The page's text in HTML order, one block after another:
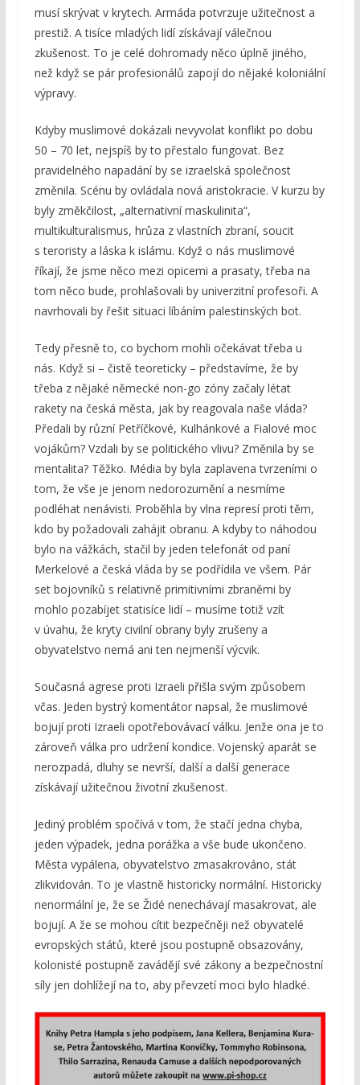
musí skrývat v krytech. Armáda potvrzuje užitečnost a
prestiž. A tisíce mladých lidí získávají válečnou
zkušenost. To je celé dohromady něco úplně jiného,
než když se pár profesionálů zapojí do nějaké koloniální
výpravy.
Kdyby muslimové dokázali nevyvolat konflikt po dobu
50 – 70 let, nejspíš by to přestalo fungovat. Bez
pravidelného napadání by se izraelská společnost
změnila. Scénu by ovládala nová aristokracie. V kurzu by
byly změkčilost, „alternativní maskulinita“,
multikulturalismus, hrůza z vlastních zbraní, soucit
s teroristy a láska k islámu. Když o nás muslimové
říkají, že jsme něco mezi opicemi a prasaty, třeba na
tom něco bude, prohlašovali by univerzitní profesoři. A
navrhovali by řešit situaci líbáním palestinských bot.
Tedy přesně to, co bychom mohli očekávat třeba u
nás. Když si – čistě teoreticky – představíme, že by
třeba z nějaké německé non-go zóny začaly létat
rakety na česká města, jak by reagovala naše vláda?
Předali by různí Petříčkové, Kulhánkové a Fialové moc
vojákům? Vzdali by se politického vlivu? Změnila by se
mentalita? Těžko. Média by byla zaplavena tvrzeními o
tom, že vše je jenom nedorozumění a nesmíme
podléhat nenávisti. Proběhla by vlna represí proti těm,
kdo by požadovali zahájit obranu. A kdyby to náhodou
bylo na vážkách, stačil by jeden telefonát od paní
Merkelové a česká vláda by se podřídila ve všem. Pár
set bojovníků s relativně primitivními zbraněmi by
mohlo pozabíjet statisíce lidí – musíme totiž vzít
v úvahu, že kryty civilní obrany byly zrušeny a
obyvatelstvo nemá ani ten nejmenší výcvik.
Současná agrese proti Izraeli přišla svým způsobem
včas. Jeden bystrý komentátor napsal, že muslimové
bojují proti Izraeli opotřebovávací válku. Jenže ona je to
zároveň válka pro udržení kondice. Vojenský aparát se
nerozpadá, dluhy se nevrší, další a další generace
získávají užitečnou životní zkušenost.
Jediný problém spočívá v tom, že stačí jedna chyba,
jeden výpadek, jedna porážka a vše bude ukončeno.
Města vypálena, obyvatelstvo zmasakrováno, stát
zlikvidován. To je vlastně historicky normální. Historicky
nenormální je, že se Židé nenechávají masakrovat, ale
bojují. A že se mohou cítit bezpečněji než obyvatelé
evropských států, které jsou postupně obsazovány,
kolonisté postupně zavádějí své zákony a bezpečnostní
síly jen dohlížejí na to, aby převzetí moci bylo hladké.